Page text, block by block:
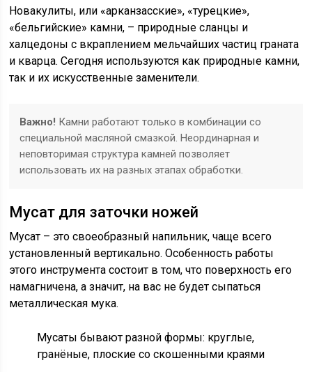
Новакулиты, или «арканзасские», «турецкие»,
«бельгийские» камни, – природные сланцы и
халцедоны с вкраплением мельчайших частиц граната
и кварца. Сегодня используются как природные камни,
так и их искусственные заменители.
Важно! Камни работают только в комбинации со
специальной масляной смазкой. Неординарная и
неповторимая структура камней позволяет
использовать их на разных этапах обработки.
Мусат для заточки ножей
Мусат – это своеобразный напильник, чаще всего
установленный вертикально. Особенность работы
этого инструмента состоит в том, что поверхность его
намагничена, а значит, на вас не будет сыпаться
металлическая мука.
Мусаты бывают разной формы: круглые,
гранёные, плоские со скошенными краями